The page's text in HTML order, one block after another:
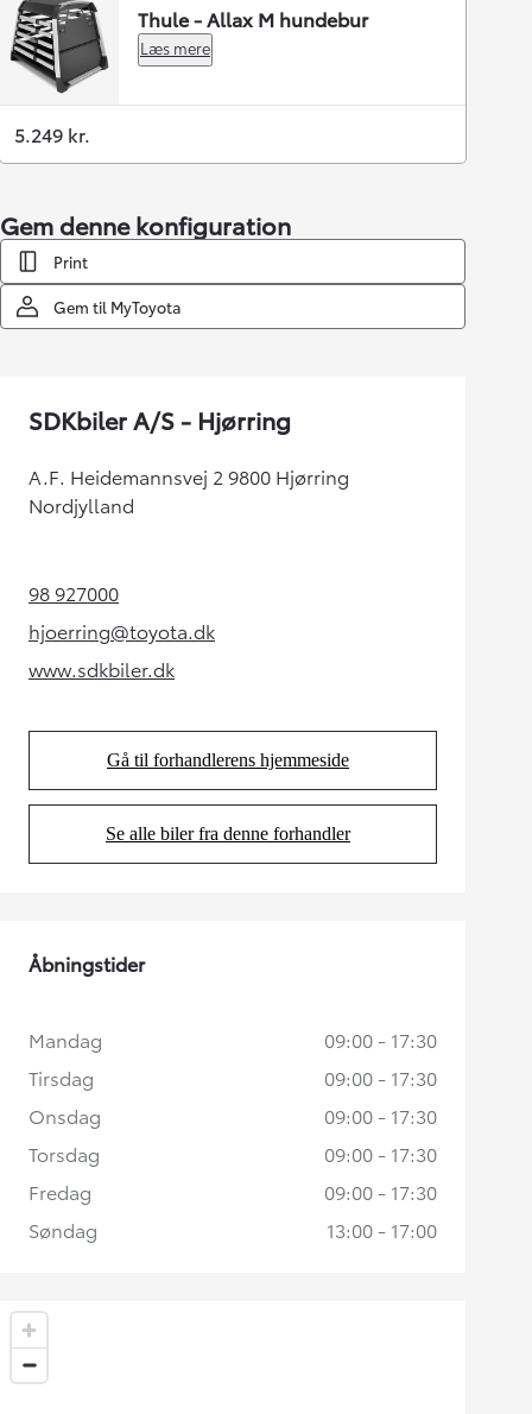
Thule - Allax M hundebur
Læs mere
5.249 kr.
Gem denne konfiguration
Print
Gem til MyToyota
SDKbiler A/S - Hjørring
A.F. Heidemannsvej 2 9800 Hjørring
Nordjylland
98 927000(Opens in new tab)
hjoerring@toyota.dk
(Opens in new tab)
www.sdkbiler.dk(Opens in new tab)
Gå til forhandlerens hjemmeside
(Opens in new tab)
Se alle biler fra denne forhandler
(Opens in new tab)
Åbningstider
Mandag
09:00 - 17:30
Tirsdag
09:00 - 17:30
Onsdag
09:00 - 17:30
Torsdag
09:00 - 17:30
Fredag
09:00 - 17:30
Søndag
13:00 - 17:00